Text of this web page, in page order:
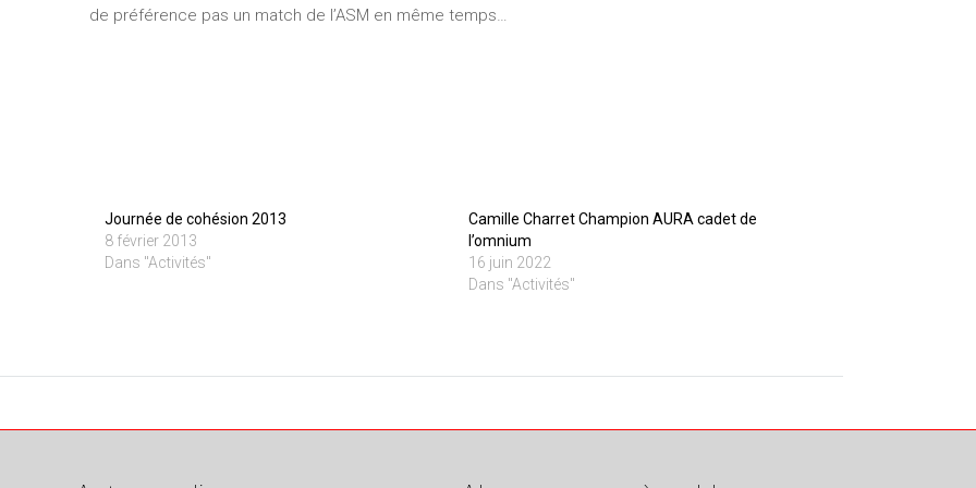
de préférence pas un match de l’ASM en même temps…
Journée de cohésion 2013
8 février 2013
Dans "Activités"
Camille Charret Champion AURA cadet de
l’omnium
16 juin 2022
Dans "Activités"